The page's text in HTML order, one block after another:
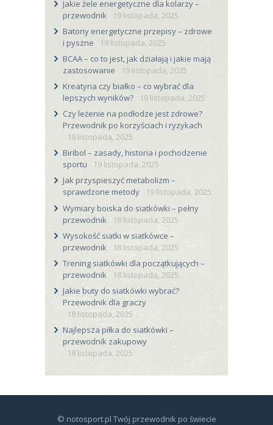
Jakie żele energetyczne dla kolarzy –
przewodnik
19 listopada, 2025
Batony energetyczne przepisy – zdrowe
i pyszne
19 listopada, 2025
BCAA – co to jest, jak działają i jakie mają
zastosowanie
19 listopada, 2025
Kreatyna czy białko – co wybrać dla
lepszych wyników?
19 listopada, 2025
Czy leżenie na podłodze jest zdrowe?
Przewodnik po korzyściach i ryzykach
19 listopada, 2025
Biribol – zasady, historia i pochodzenie
sportu
19 listopada, 2025
Jak przyspieszyć metabolizm –
sprawdzone metody
19 listopada, 2025
Wymiary boiska do siatkówki – pełny
przewodnik
18 listopada, 2025
Wysokość siatki w siatkówce –
przewodnik
18 listopada, 2025
Trening siatkówki dla początkujących –
przewodnik
18 listopada, 2025
Jakie buty do siatkówki wybrać?
Przewodnik dla graczy
18 listopada, 2025
Najlepsza piłka do siatkówki –
przewodnik zakupowy
18 listopada, 2025
© notosport.pl Twój przewodnik po świecie